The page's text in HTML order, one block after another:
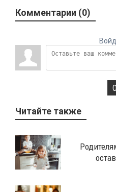
Комментарии (0)
Читайте также